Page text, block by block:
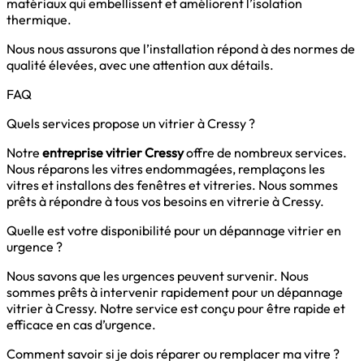
thermique.
Nous nous assurons que l’installation répond à des normes de
qualité élevées, avec une attention aux détails.
FAQ
Quels services propose un vitrier à Cressy ?
Notre entreprise vitrier Cressyoffre de nombreux services.
Nous réparons les vitres endommagées, remplaçons les
vitres et installons des fenêtres et vitreries. Nous sommes
prêts à répondre à tous vos besoins en vitrerie à Cressy.
Quelle est votre disponibilité pour un dépannage vitrier en
urgence ?
Nous savons que les urgences peuvent survenir. Nous
sommes prêts à intervenir rapidement pour un dépannage
vitrier à Cressy. Notre service est conçu pour être rapide et
efficace en cas d’urgence.
Comment savoir si je dois réparer ou remplacer ma vitre ?